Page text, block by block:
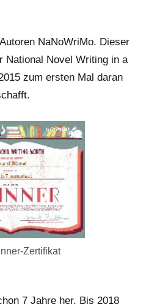
NaNoWriMo. Dieser
National Novel Writing in a
zum ersten Mal daran
Zertifikat
7 Jahre her. Bis 2018